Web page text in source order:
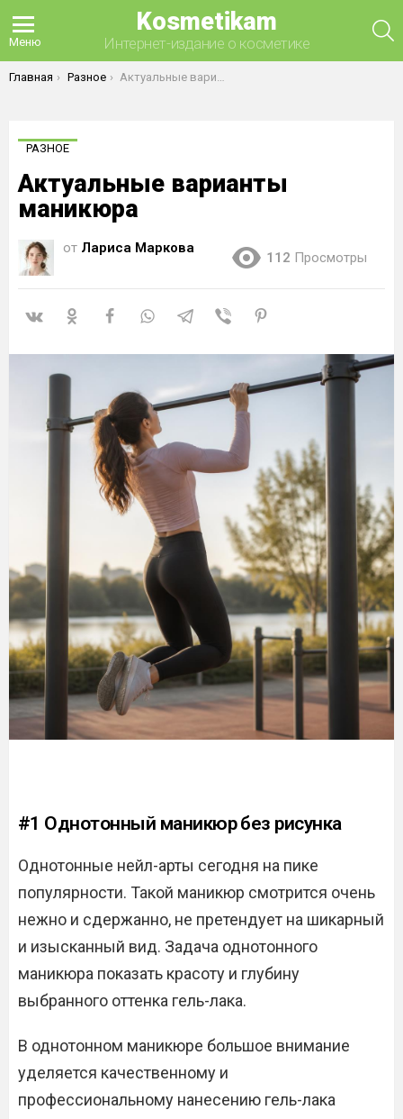
Меню
Kosmetikam
Интернет-издание о косметике
Вы здесь:
Главная Разное Актуальные варианты маникюра
РАЗНОЕ
Актуальные варианты
маникюра
от Лариса Маркова
112 Просмотры
#1 Однотонный маникюр без рисунка
Однотонные нейл-арты сегодня на пике
популярности. Такой маникюр смотрится очень
нежно и сдержанно, не претендует на шикарный
и изысканный вид. Задача однотонного
маникюра показать красоту и глубину
выбранного оттенка гель-лака.
В однотонном маникюре большое внимание
уделяется качественному и
профессиональному нанесению гель-лака